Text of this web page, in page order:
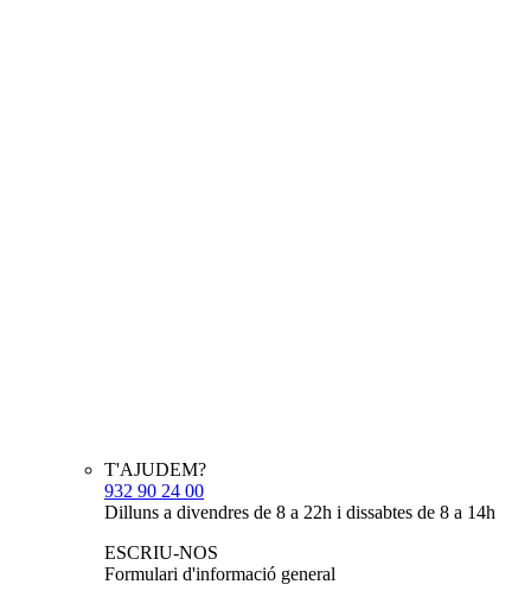
T'AJUDEM?
932 90 24 00
Dilluns a divendres de 8 a 22h i dissabtes de 8 a 14h
ESCRIU-NOS
Formulari d'informació general